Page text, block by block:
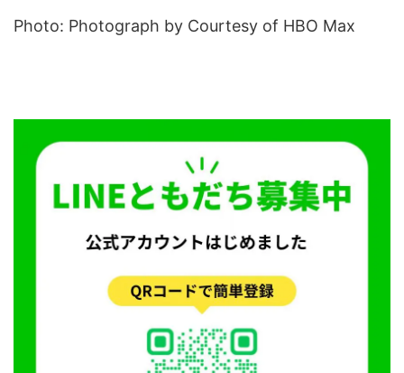
Photo: Photograph by Courtesy of HBO Max